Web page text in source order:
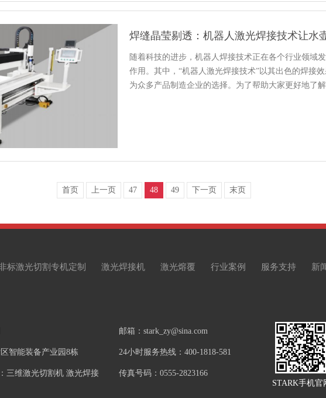
焊缝晶莹剔透：机器人激光焊接技术让水
随着科技的进步，机器人焊接技术正在各个行业领域
作用。其中，“机器人激光焊接技术”以其出色的焊接
为众多产品制造企业的选择。为了帮助大家更好地了
首页 上一页 47 48 49 下一页 末页
标激光切割专机定制 激光焊接机 激光熔覆 行业案例 服务支持 新
智能装备产业园8栋
三维激光切割机 激光焊接
邮箱：stark_zy@sina.com
24小时服务热线：400-1818-581
传真号码：0555-2823166
STARK手机官